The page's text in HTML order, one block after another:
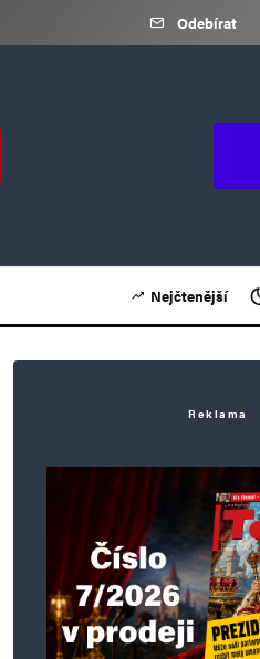
Odebírat
Nejčtenější
Reklama